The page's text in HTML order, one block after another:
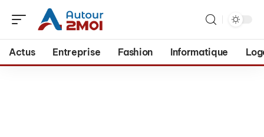
Actus Entreprise Fashion Informatique